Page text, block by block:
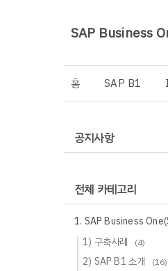
SAP Business
홈 SAP B1
공지사항
전체 카테고리
1. SAP Business
1) 구축사례 (4)
2) SAP B1 소개 (16)